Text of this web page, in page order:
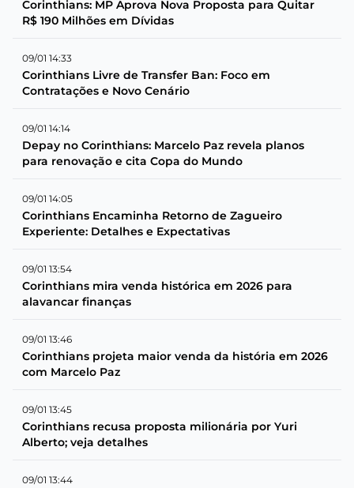
Corinthians: MP Aprova Nova Proposta para Quitar
R$ 190 Milhões em Dívidas
09/01 14:33
Corinthians Livre de Transfer Ban: Foco em
Contratações e Novo Cenário
09/01 14:14
Depay no Corinthians: Marcelo Paz revela planos
para renovação e cita Copa do Mundo
09/01 14:05
Corinthians Encaminha Retorno de Zagueiro
Experiente: Detalhes e Expectativas
09/01 13:54
Corinthians mira venda histórica em 2026 para
alavancar finanças
09/01 13:46
Corinthians projeta maior venda da história em 2026
com Marcelo Paz
09/01 13:45
Corinthians recusa proposta milionária por Yuri
Alberto; veja detalhes
09/01 13:44